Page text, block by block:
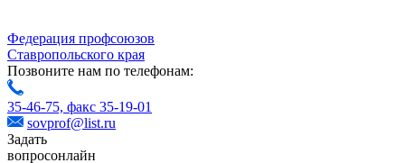
Федерация профсоюзов
Ставропольского края
Позвоните нам по телефонам:
35-46-75, факс 35-19-01
sovprof@list.ru
Задать
вопросонлайн